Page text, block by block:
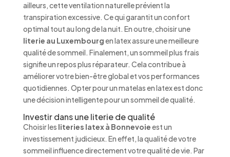
ailleurs, cette ventilation naturelle prévient la
transpiration excessive. Ce qui garantit un confort
optimal tout au long de la nuit. En outre, choisir une
literie au Luxembourgen latex assure une meilleure
qualité de sommeil. Finalement, un sommeil plus frais
signifie un repos plus réparateur. Cela contribue à
améliorer votre bien-être global et vos performances
quotidiennes. Opter pour un matelas en latex est donc
une décision intelligente pour un sommeil de qualité.
Investir dans une literie de qualité
Choisir les literies latex à Bonnevoieest un
investissement judicieux. En effet, la qualité de votre
sommeil influence directement votre qualité de vie. Par